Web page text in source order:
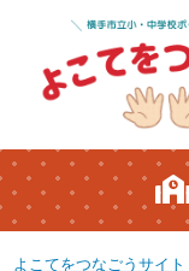
よこてをつなごうサイト